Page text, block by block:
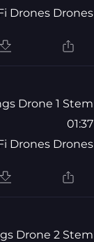
Drones Drones
Drone 1 Stem
01:37
Drones Drones
Drone 2 Stem